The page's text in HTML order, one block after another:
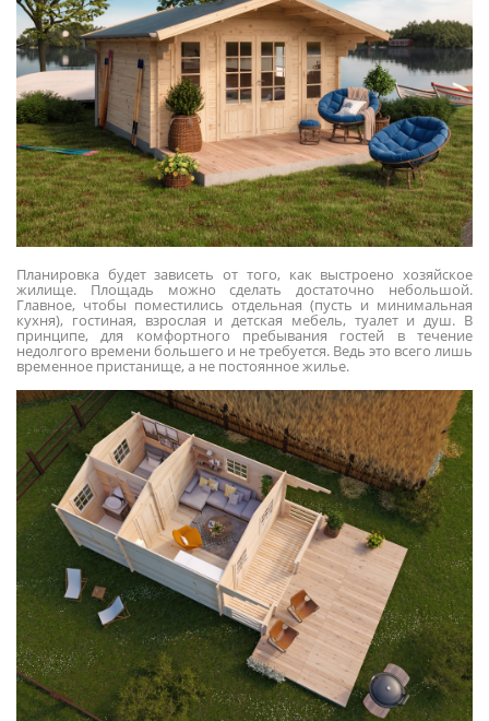
Планировка будет зависеть от того, как выстроено хозяйское
жилище. Площадь можно сделать достаточно небольшой.
Главное, чтобы поместились отдельная (пусть и минимальная
кухня), гостиная, взрослая и детская мебель, туалет и душ. В
принципе, для комфортного пребывания гостей в течение
недолгого времени большего и не требуется. Ведь это всего лишь
временное пристанище, а не постоянное жилье.